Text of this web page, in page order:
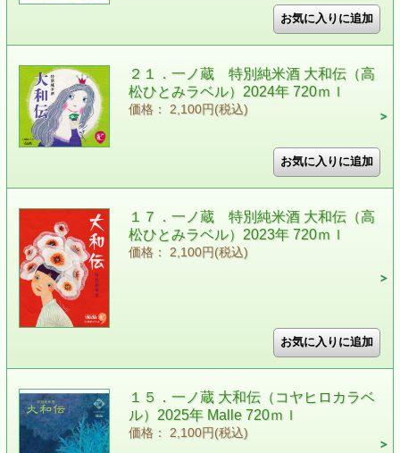
２１．一ノ蔵 特別純米酒 大和伝（高
松ひとみラベル）2024年 720ｍｌ
価格： 2,100円(税込)
１７．一ノ蔵 特別純米酒 大和伝（高
松ひとみラベル）2023年 720ｍｌ
価格： 2,100円(税込)
１５．一ノ蔵 大和伝（コヤヒロカラベ
ル）2025年 Malle 720ｍｌ
価格： 2,100円(税込)